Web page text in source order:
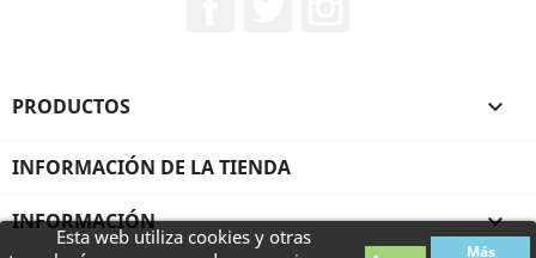
Esta web utiliza cookies y otras
Más
PRODUCTOS 
INFORMACIÓN DE LA TIENDA
INFORMACIÓN 